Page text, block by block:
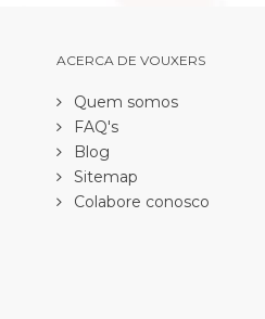
ACERCA DE VOUXERS
Quem somos
FAQ's
Blog
Sitemap
Colabore conosco